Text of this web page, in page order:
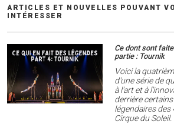
ARTICLES ET NOUVELLES POUVANT
INTÉRESSER
Ce dont sont
partie : Tournik
Voici la
d'une série de
à l'art et à
derrière
légendaires des
Cirque du Soleil.